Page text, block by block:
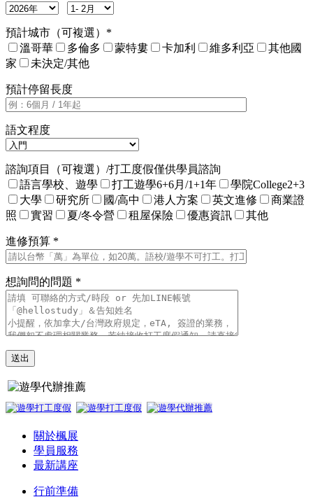
預計城市（可複選）*
溫哥華
多倫多 蒙特婁 卡加利 維多利亞
其他國
家
未決定/其他
預計停留長度
語文程度
諮詢項目（可複選）/打工度假僅供學員諮詢
語言學校、遊學
打工遊學6+6月/1+1年
學院College2+3
大學
研究所 國/高中 港人方案 英文進修
商業證
照
實習 夏/冬令營 租屋保險 優惠資訊 其他
進修預算 *
想詢問的問題 *
關於楓展
學員服務
最新講座
行前準備